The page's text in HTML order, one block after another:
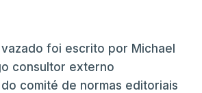
vazado foi escrito por Michael
consultor externo
comité de normas editoriais